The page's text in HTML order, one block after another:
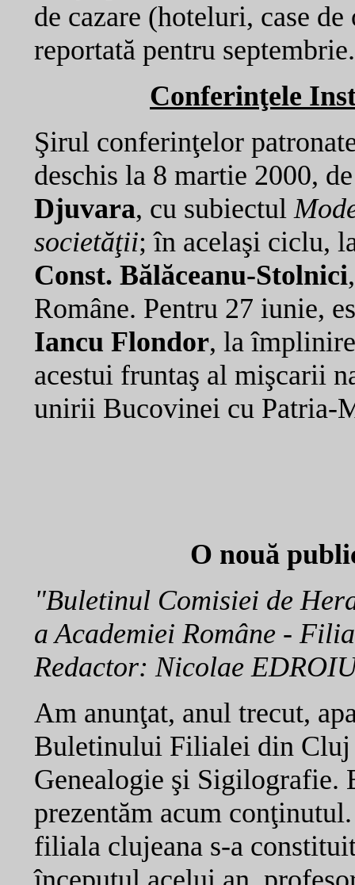
de cazare (hoteluri, case
reportată pentru septembrie.
Conferinţele
Şirul conferinţelor
deschis la 8 martie 2000,
Djuvara, cu subiectul
societăţii; în acelaşi ciclu,
Const. Bălăceanu-Stolnici
Române. Pentru 27 iunie,
Iancu Flondor, la
acestui fruntaş al mişcarii
unirii Bucovinei cu Patria-
O nouă
"Buletinul Comisiei de
a Academiei Române -
Redactor: Nicolae
Am anunţat, anul trecut,
Buletinului Filialei din Cluj
Genealogie şi Sigilografie.
prezentăm acum
filiala clujeana s-a